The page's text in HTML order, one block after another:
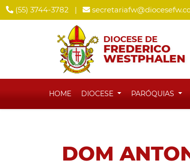
(55) 3744-3782 |
DIOCESE DE
FREDERICO
WESTPHALEN
HOME DIOCESE PARÓQUIAS
DOM